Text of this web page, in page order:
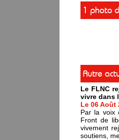
1 photo
Autre
Le FLNC
vivre dans
Le 06 Août
Par la voix
Front de
vivement
soutiens,